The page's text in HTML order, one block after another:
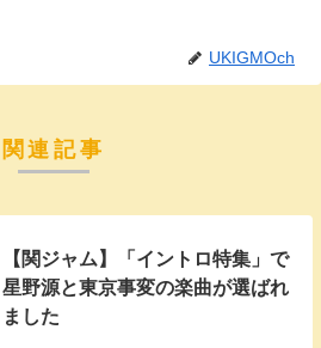
UKIGMOch
関連記事
【関ジャム】「イントロ特集」で
星野源と東京事変の楽曲が選ばれ
ました